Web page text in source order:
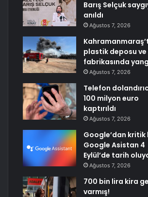
Barış Selçuk
anıldı
Ağustos 7, 2026
plastik deposu
fabrikasında
Ağustos 7, 2026
Telefon
100 milyon euro
kaptırıldı
Ağustos 7, 2026
Google’dan kritik
Google Asistan 4
Eylül’de tarih
Ağustos 7, 2026
700 bin lira kira
varmış!